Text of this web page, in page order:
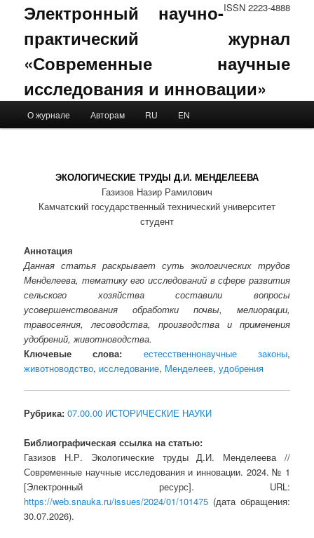
ISSN 2223-4888
Электронный научно-
практический журнал
«Современные научные
исследования и инновации»
Skip to primary content
Skip to secondary content
О журнале Авторам RU EN
ЭКОЛОГИЧЕСКИЕ ТРУДЫ Д.И. МЕНДЕЛЕЕВА
Газизов Назир Рамилович
Камчатский государственный технический университет
студент
Аннотация
Данная статья раскрывает суть экологических трудов
Менделеева, тематику его исследований в сфере развития
сельского хозяйства составили вопросы
усовершенствования обработки почвы, мелиорации,
травосеяния, лесоводства, производства и применения
удобрений, животноводства.
Ключевые слова:
естесственнонаучные законы,
животноводство, исследование, Менделеев,удобрения
Рубрика: 07.00.00 ИСТОРИЧЕСКИЕ НАУКИ
Библиографическая ссылка на статью:
Газизов Н.Р. Экологические труды Д.И. Менделеева //
Современные научные исследования и инновации. 2024. № 1
[Электронный ресурс]. URL:
https://web.snauka.ru/issues/2024/01/101475 (дата обращения:
30.07.2026).